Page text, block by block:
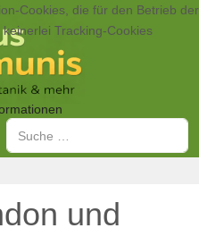
Suchen
und
Cookies, die für den Betrieb der
Tracking-Cookies